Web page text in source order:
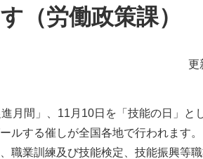
（労働政策課）
更
月間」、11月10日を「技能の日」と
ルする催しが全国各地で行われます。
職業訓練及び技能検定、技能振興等